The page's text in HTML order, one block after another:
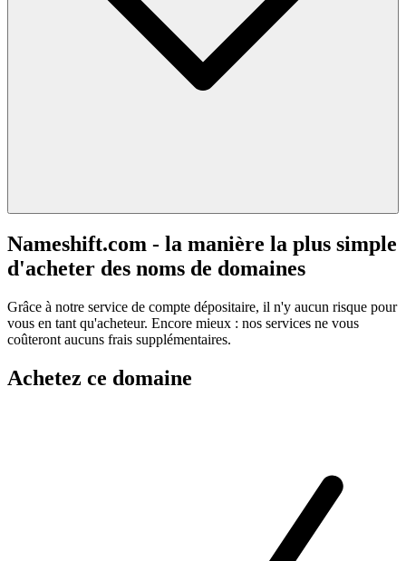
Nameshift.com - la manière la plus simple
d'acheter des noms de domaines
Grâce à notre service de compte dépositaire, il n'y aucun risque pour
vous en tant qu'acheteur. Encore mieux : nos services ne vous
coûteront aucuns frais supplémentaires.
Achetez ce domaine